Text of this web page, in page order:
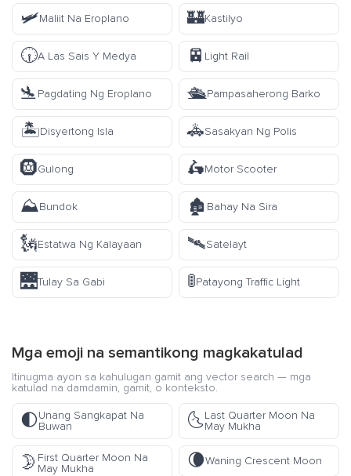
🛩️Maliit Na Eroplano 🏰Kastilyo
🕡A Las Sais Y Medya 🚈 Light Rail
🛬Pagdating Ng Eroplano 🛳️Pampasaherong Barko
🏝️Disyertong Isla 🚓Sasakyan Ng Polis
🛞Gulong 🛵Motor Scooter
⛰️Bundok 🏚️ Bahay Na Sira
🗽Estatwa Ng Kalayaan 🛰️Satelayt
🌉Tulay Sa Gabi 🚦Patayong Traffic Light
Mga emoji na semantikong magkakatulad
Itinugma ayon sa kahulugan gamit ang vector search — mga
katulad na damdamin, gamit, o konteksto.
🌓Unang Sangkapat Na
Buwan
🌜Last Quarter Moon Na
May Mukha
🌛 First Quarter Moon Na
May Mukha
🌘Waning Crescent Moon